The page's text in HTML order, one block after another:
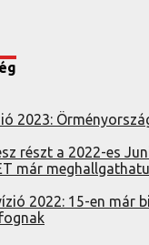
2023:
részt a 2022-es
már
2022: 15-en már